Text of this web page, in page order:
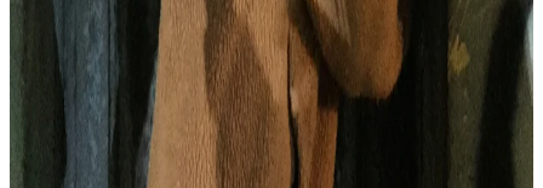
El Cisne
🎟:
Entrada libre
Astista: PJ Rountree
Suscríbete al boletín de El Castillo de Chapultepec